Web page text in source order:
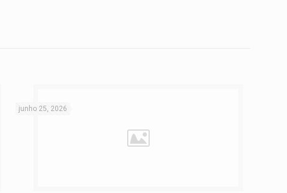
junho 25, 2026